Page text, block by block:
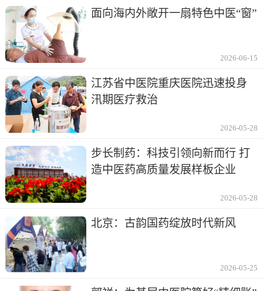
面向海内外敞开一扇特色中医“窗”
2026-06-15
江苏省中医院重庆医院迅速投身
汛期医疗救治
2026-05-28
步长制药：科技引领向新而行 打
造中医药高质量发展样板企业
2026-05-28
北京：古韵国药绽放时代新风
2026-05-25